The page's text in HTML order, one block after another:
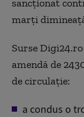
sancționat
marți
Surse
amendă de
de circulație:
a condus o